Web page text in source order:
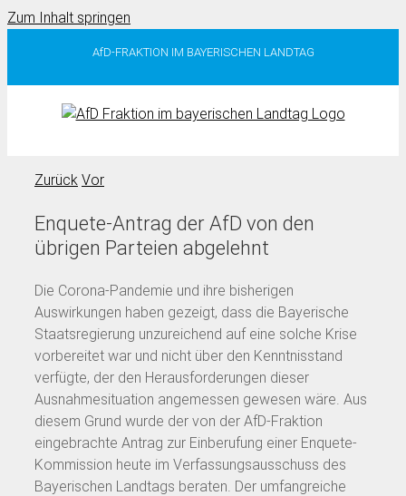
Zum Inhalt springen
AfD-FRAKTION IM BAYERISCHEN LANDTAG
Zurück Vor
Enquete-Antrag der AfD von den
übrigen Parteien abgelehnt
Die Corona-Pandemie und ihre bisherigen
Auswirkungen haben gezeigt, dass die Bayerische
Staatsregierung unzureichend auf eine solche Krise
vorbereitet war und nicht über den Kenntnisstand
verfügte, der den Herausforderungen dieser
Ausnahmesituation angemessen gewesen wäre. Aus
diesem Grund wurde der von der AfD-Fraktion
eingebrachte Antrag zur Einberufung einer Enquete-
Kommission heute im Verfassungsausschuss des
Bayerischen Landtags beraten. Der umfangreiche